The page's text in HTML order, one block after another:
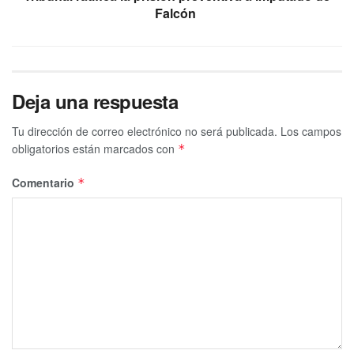
Falcón
Deja una respuesta
Tu dirección de correo electrónico no será publicada. Los campos
obligatorios están marcados con *
Comentario *